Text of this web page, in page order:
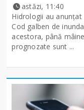
astăzi, 11:40
Hidrologii au
Cod galben de
acestora, până
prognozate sunt ...